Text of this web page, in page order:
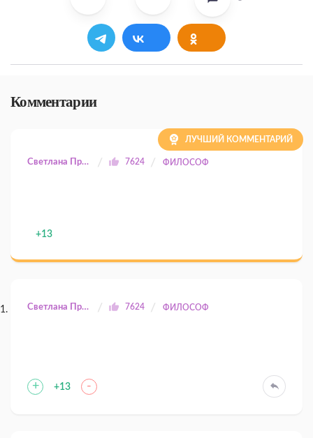
Комментарии
Светлана Прилуцкая 7624 ФИЛОСОФ
ЛУЧШИЙ КОММЕНТАРИЙ
+13
Светлана Прилуцкая 7624 ФИЛОСОФ
+ +13 -